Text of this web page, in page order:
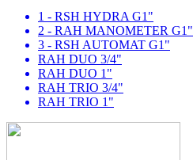
1 - RSH HYDRA G1"
2 - RAH MANOMETER G1"
3 - RSH AUTOMAT G1"
RAH DUO 3/4"
RAH DUO 1"
RAH TRIO 3/4"
RAH TRIO 1"